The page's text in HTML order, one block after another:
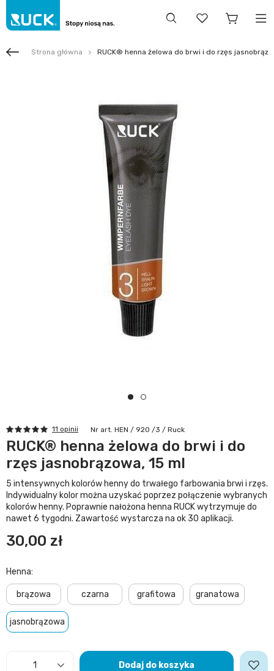
Strona główna RUCK® henna żelowa do brwi i do rzęs
11 opinii Nr art. HEN / 920 /3 / Ruck
RUCK® henna żelowa do brwi i do
rzęs jasnobrązowa, 15 ml
5 intensywnych kolorów henny do trwałego farbowania brwi i rzęs.
Indywidualny kolor można uzyskać poprzez połączenie wybranych
kolorów henny. Poprawnie nałożona henna RUCK wytrzymuje do
nawet 6 tygodni. Zawartość wystarcza na ok 30 aplikacji.
30,00 zł
Henna
brązowa czarna grafitowa granatowa
jasnobrązowa
Dodaj do koszyka